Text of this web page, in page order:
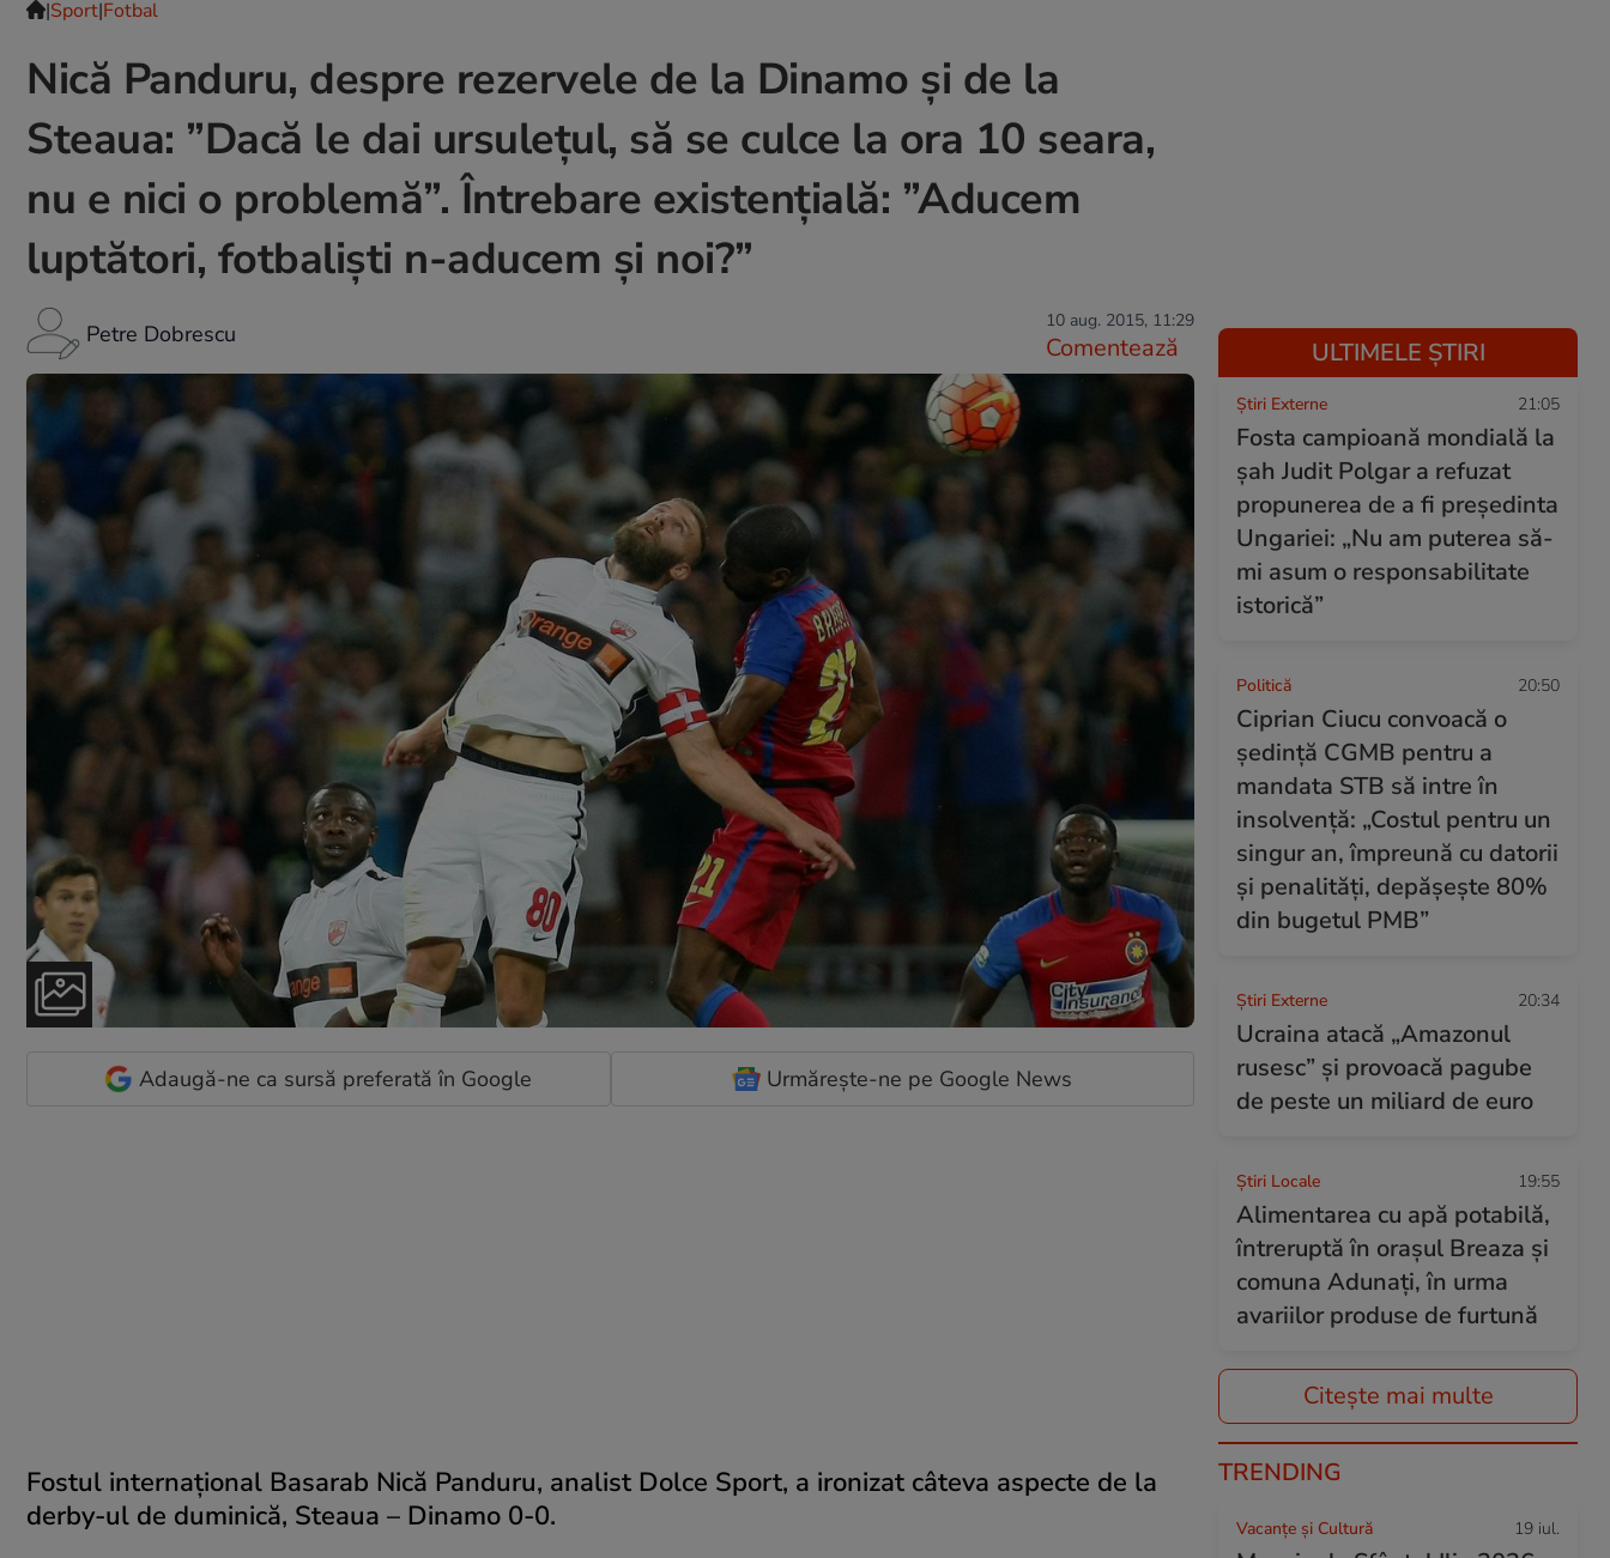
|Sport|Fotbal
Nică Panduru, despre rezervele de la Dinamo și de la
Steaua: ”Dacă le dai ursulețul, să se culce la ora 10 seara,
nu e nici o problemă”. Întrebare existențială: ”Aducem
luptători, fotbaliști n-aducem și noi?”
Petre Dobrescu 10 aug. 2015, 11:29
Comentează
Adaugă-ne ca sursă preferată în Google Urmărește-ne pe Google News
Fostul internațional Basarab Nică Panduru, analist Dolce Sport, a ironizat câteva aspecte de la
derby-ul de duminică, Steaua – Dinamo 0-0.
ULTIMELE ȘTIRI
Știri Externe 21:05
Fosta campioană mondială la
șah Judit Polgar a refuzat
propunerea de a fi președinta
Ungariei: „Nu am puterea să-
mi asum o responsabilitate
istorică”
Politică 20:50
Ciprian Ciucu convoacă o
ședință CGMB pentru a
mandata STB să intre în
insolvență: „Costul pentru un
singur an, împreună cu datorii
şi penalităţi, depăşeşte 80%
din bugetul PMB”
Știri Externe 20:34
Ucraina atacă „Amazonul
rusesc” și provoacă pagube
de peste un miliard de euro
Știri Locale 19:55
Alimentarea cu apă potabilă,
întreruptă în orașul Breaza și
comuna Adunați, în urma
avariilor produse de furtună
Citește mai multe
TRENDING
Vacanțe și Cultură 19 iul.